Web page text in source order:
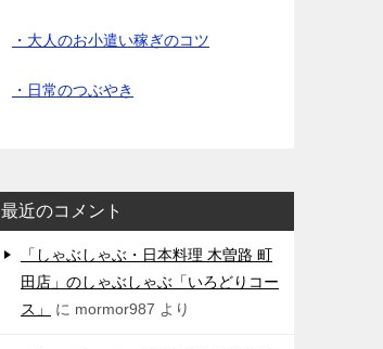
・大人のお小遣い稼ぎのコツ
・日常のつぶやき
最近のコメント
「しゃぶしゃぶ・日本料理 木曽路 町
田店」のしゃぶしゃぶ「いろどりコー
ス」
に mormor987 より